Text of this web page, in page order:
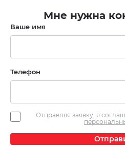
Мне нужна
Ваше имя
Телефон
Отправляя заявку, я